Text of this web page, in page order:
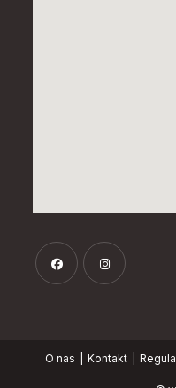
new
new
O nas Kontakt